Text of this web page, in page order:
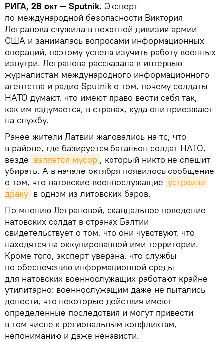
РИГА, 28 окт — Sputnik. Эксперт
по международной безопасности Виктория
Легранова служила в пехотной дивизии армии
США и занималась вопросами информационных
операций, поэтому успела изучить работу военных
изнутри. Легранова рассказала в интервью
журналистам международного информационного
агентства и радио Sputnik о том, почему солдаты
НАТО думают, что имеют право вести себя так,
как им вздумается, в странах, куда они приезжают
на службу.
Ранее жители Латвии жаловались на то, что
в районе, где базируется батальон солдат НАТО,
везде валяется мусор , который никто не спешит
убирать. А в начале октября появилось сообщение
о том, что натовские военнослужащие устроили
драку в одном из литовских баров.
По мнению Леграновой, скандальное поведение
натовских солдат в странах Балтии
свидетельствует о том, что они чувствуют, что
находятся на оккупированной ими территории.
Кроме того, эксперт уверена, что службы
по обеспечению информационной среды
для натовских военнослужащих работают крайне
утилитарно: военнослужащим даже не пытались
донести, что некоторые действия имеют
определенные последствия и могут привести
в том числе к региональным конфликтам,
непониманию и даже ненависти.